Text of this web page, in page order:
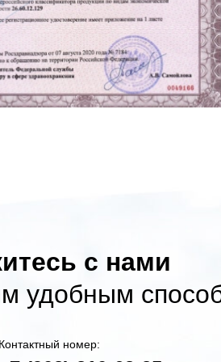
с нами
удобным
Контактный номер: